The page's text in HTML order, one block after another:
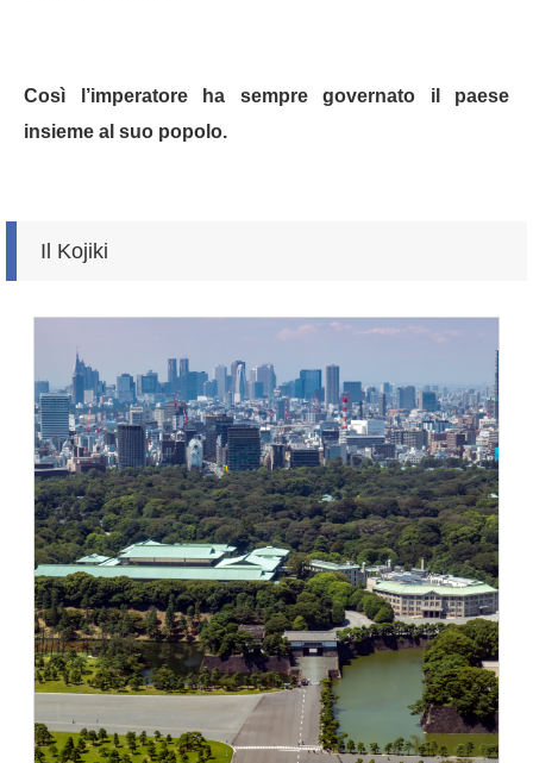
Così l’imperatore ha sempre governato il paese
insieme al suo popolo.
Il Kojiki